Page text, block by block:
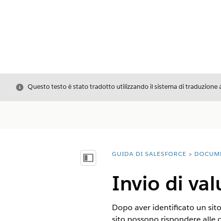
Chiudi
Questo testo è stato tradotto utilizzando il sistema di
Mostra sommario
Ti trovi qui:
GUIDA DI SALESFORCE
Invio di
Dopo aver identificato un